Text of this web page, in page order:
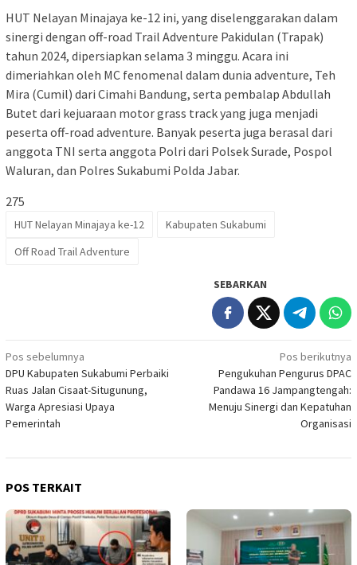
HUT Nelayan Minajaya ke-12 ini, yang diselenggarakan dalam
sinergi dengan off-road Trail Adventure Pakidulan (Trapak)
tahun 2024, dipersiapkan selama 3 minggu. Acara ini
dimeriahkan oleh MC fenomenal dalam dunia adventure, Teh
Mira (Cumil) dari Cimahi Bandung, serta pembalap Abdullah
Butet dari kejuaraan motor grass track yang juga menjadi
peserta off-road adventure. Banyak peserta juga berasal dari
anggota TNI serta anggota Polri dari Polsek Surade, Pospol
Waluran, dan Polres Sukabumi Polda Jabar.
275
HUT Nelayan Minajaya ke-12
Kabupaten Sukabumi
Off Road Trail Adventure
SEBARKAN
Navigasi
pos
Pos sebelumnya
DPU Kabupaten Sukabumi Perbaiki
Ruas Jalan Cisaat-Situgunung,
Warga Apresiasi Upaya
Pemerintah
Pos berikutnya
Pengukuhan Pengurus DPAC
Pandawa 16 Jampangtengah:
Menuju Sinergi dan Kepatuhan
Organisasi
POS TERKAIT